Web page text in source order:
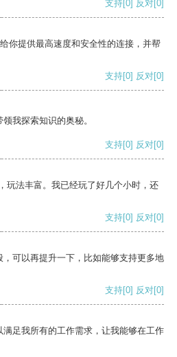
支持[0] 反对[0]
你提供最高速度和安全性的连接，并帮
支持[0] 反对[0]
我探索知识的奥秘。
支持[0] 反对[0]
玩法丰富。我已经玩了好几个小时，还
支持[0] 反对[0]
可以再提升一下，比如能够支持更多地
支持[0] 反对[0]
足我所有的工作需求，让我能够在工作